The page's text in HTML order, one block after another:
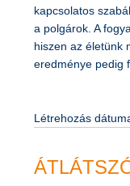
kapcsolatos
a polgárok. A
hiszen az életünk
eredménye pedig
Létrehozás